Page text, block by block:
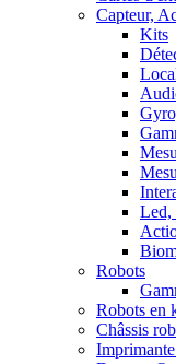
Capteur,
Kits
Led,
Robots
Robots en
Châssis